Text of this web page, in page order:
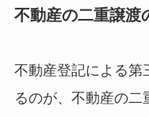
不動産の二重譲渡
不動産登記による第
るのが、不動産の二